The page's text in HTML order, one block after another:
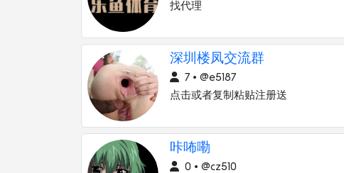
找代理
深圳楼凤交流群
7 • @e5187
点击或者复制粘贴注册送
咔咘嘞
0 • @cz510